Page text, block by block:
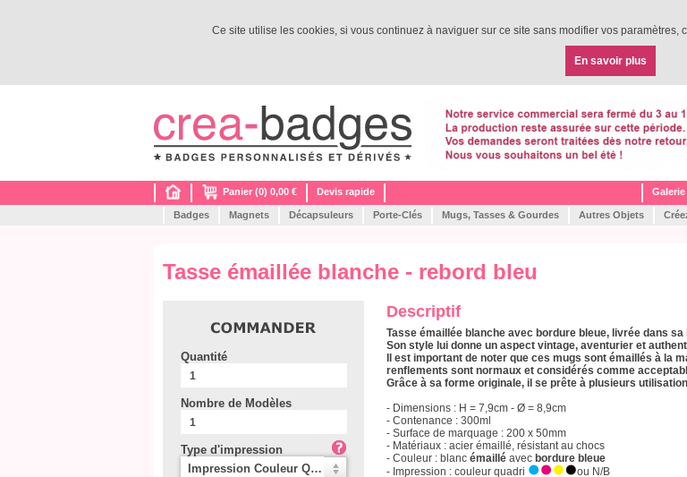
Ce site utilise les cookies, si vous continuez à naviguer sur ce site sans modifier vos
En savoir plus
Panier (0) 0,00 € Devis rapide
Badges Magnets Décapsuleurs Porte-Clés Mugs, Tasses & Gourdes Autres Objets
Tasse émaillée blanche - rebord bleu
Quantité
Nombre de Modèles
Type d'impression
Impression Couleur Quadri
Descriptif
Tasse émaillée blanche avec bordure bleue, livrée dans
Son style lui donne un aspect vintage, aventurier et
Il est important de noter que ces mugs sont émaillés à la
renflements sont normaux et considérés comme
Grâce à sa forme originale, il se prête à plusieurs
- Dimensions : H = 7,9cm - Ø = 8,9cm
- Contenance : 300ml
- Surface de marquage : 200 x 50mm
- Matériaux : acier émaillé, résistant au chocs
- Couleur : blanc émaillé avec bordure bleue
- Impression : couleur quadri
ou N/B